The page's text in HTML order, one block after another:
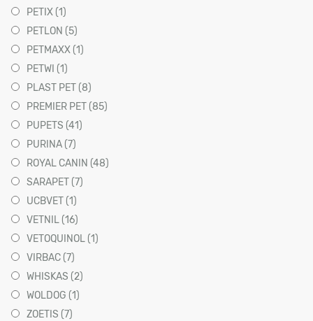
PETIX (1)
PETLON (5)
PETMAXX (1)
PETWI (1)
PLAST PET (8)
PREMIER PET (85)
PUPETS (41)
PURINA (7)
ROYAL CANIN (48)
SARAPET (7)
UCBVET (1)
VETNIL (16)
VETOQUINOL (1)
VIRBAC (7)
WHISKAS (2)
WOLDOG (1)
ZOETIS (7)